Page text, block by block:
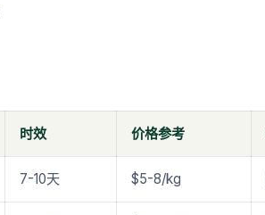
时效 价格参考
7-10天 $5-8/kg